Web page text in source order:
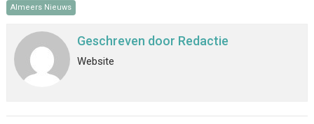
Almeers Nieuws
Geschreven door Redactie
Website